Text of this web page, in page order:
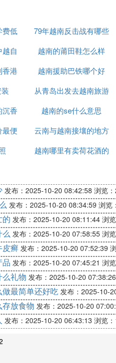
南问题上显示出美国的力
强权间直接核战争威胁的
威权与腐败导致吴庭艳政
驻南越，开启了美军战斗
节攻势”。尼克松下令美
谈判桌前。1973年1月27
关于在越南结束战争、恢
用地形地貌特点，展开丛
使得这一招难以奏效，二
中。如果美国军队冒冒
，从而招来世界舆论的
期间，越南总计有200万
。
忍的暴行之一，美军中威
费低
79年越南反击战有哪些
人
自
越南的莆田鞋怎么样
香港 越南援助巴铁哪个好
从青岛出发去越南旅游
怎么办
沉香
越南的se什么意思
最便
云南与越南接壤的地方
有哪些
越南哪里有卖荷花酒的
发布：2025-10-20 08:42:58 浏览
发布：2025-10-20 08:34:59 浏览
的 发布：2025-10-20 08:11:44 浏
么 发布：2025-10-20 07:58:55 浏
皮癣 发布：2025-10-20 07:52:39
品 发布：2025-10-20 07:45:21 浏
礼物 发布：2025-10-20 07:38:26
最简单还好吃 发布：2025-10-
放食物 发布：2025-10-20
发布：2025-10-20 06:43:13 浏览